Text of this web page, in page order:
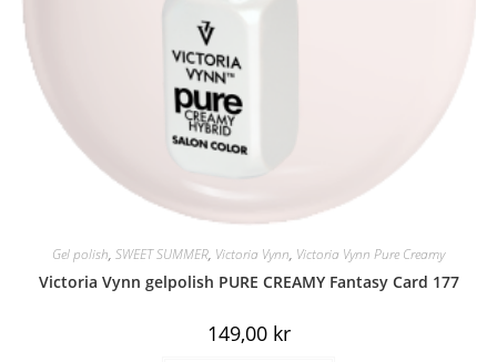
Gel polish, SWEET SUMMER, Victoria Vynn, Victoria Vynn Pure Creamy
Victoria Vynn gelpolish PURE CREAMY Fantasy Card 177
149,00 kr